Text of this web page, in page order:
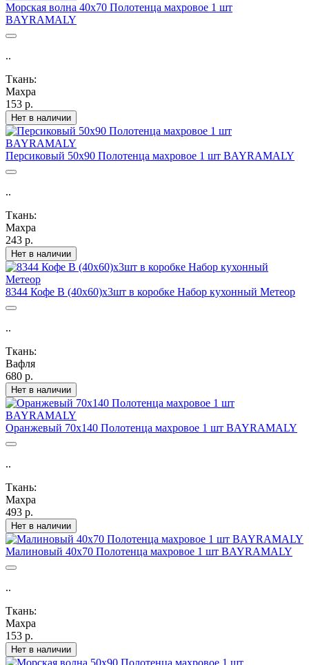
Морская волна 40х70 Полотенца махровое 1 шт
BAYRAMALY
..
Ткань:
Махра
153 р.
Нет в наличии
Персиковый 50х90 Полотенца махровое 1 шт BAYRAMALY
..
Ткань:
Махра
243 р.
Нет в наличии
8344 Кофе В (40х60)х3шт в коробке Набор кухонный Метеор
..
Ткань:
Вафля
680 р.
Нет в наличии
Оранжевый 70х140 Полотенца махровое 1 шт BAYRAMALY
..
Ткань:
Махра
493 р.
Нет в наличии
Малиновый 40х70 Полотенца махровое 1 шт BAYRAMALY
..
Ткань:
Махра
153 р.
Нет в наличии